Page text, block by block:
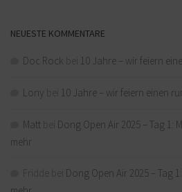
NEUESTE KOMMENTARE
Doc Rock 10 Jahre – wir feiern
Lony 10 Jahre – wir feiern einen
Matt
Dong Open Air 2025 – Tag 1:
mehr
Dong Open Air 2025 – Tag